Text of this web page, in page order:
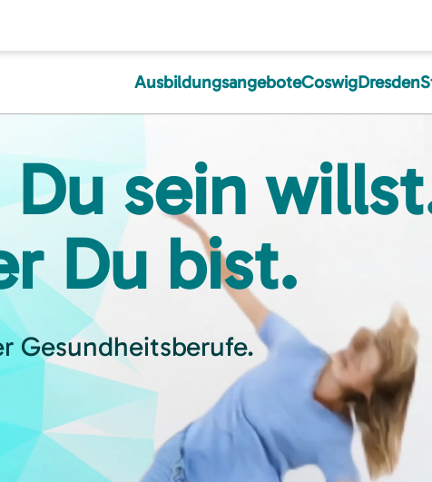
AusbildungsangeboteCoswigDresden
Du sein
Du bist.
Gesundheitsberufe.